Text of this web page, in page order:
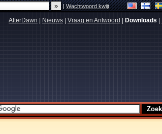
|Wachtwoord kwijt
AfterDawn Nieuws Vraag en Antwoord Downloads